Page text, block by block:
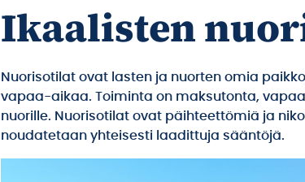
Ikaalisten
Nuorisotilat ovat lasten ja nuorten omia
vapaa-aikaa. Toiminta on maksutonta,
nuorille. Nuorisotilat ovat päihteettömiä ja
noudatetaan yhteisesti laadittuja sääntöjä.